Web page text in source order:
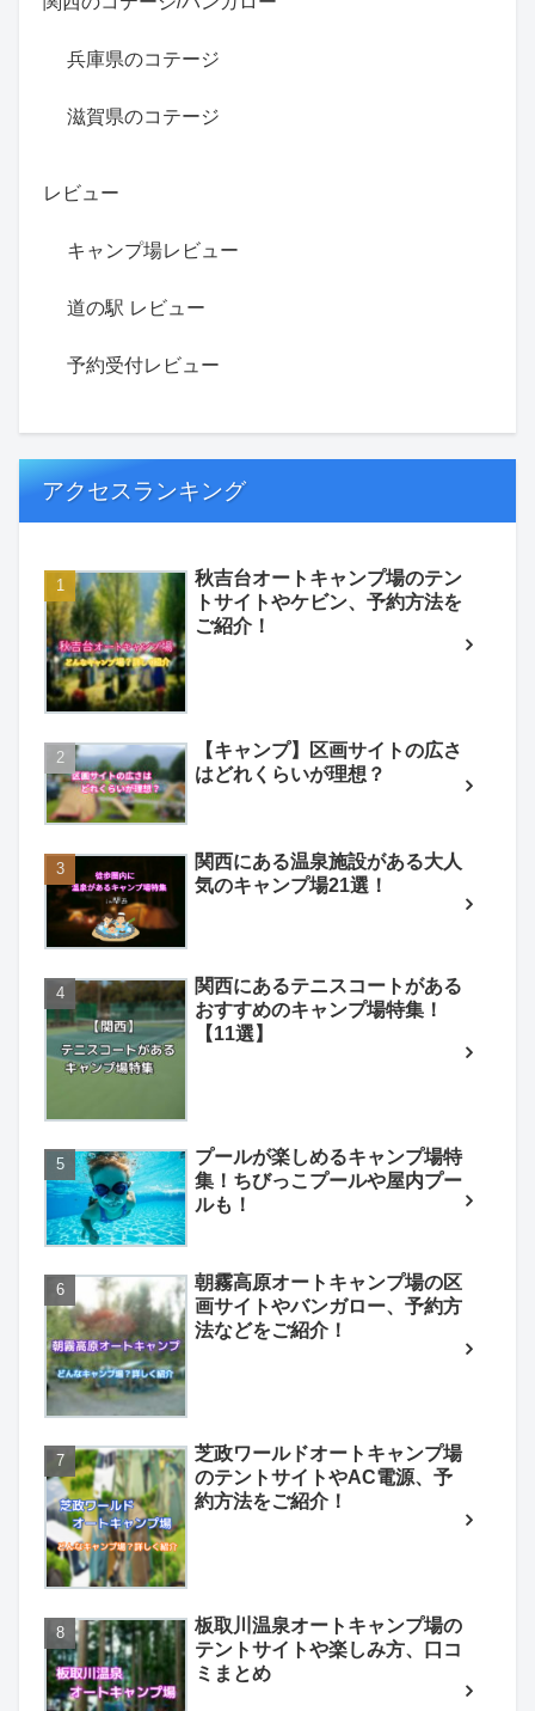
兵庫県のコテージ
滋賀県のコテージ
レビュー
キャンプ場レビュー
道の駅 レビュー
予約受付レビュー
アクセスランキング
秋吉台オートキャンプ場のテン
トサイトやケビン、予約方法を
ご紹介！
【キャンプ】区画サイトの広さ
はどれくらいが理想？
関西にある温泉施設がある大人
気のキャンプ場21選！
関西にあるテニスコートがある
おすすめのキャンプ場特集！
【11選】
プールが楽しめるキャンプ場特
集！ちびっこプールや屋内プー
ルも！
朝霧高原オートキャンプ場の区
画サイトやバンガロー、予約方
法などをご紹介！
芝政ワールドオートキャンプ場
のテントサイトやAC電源、予
約方法をご紹介！
板取川温泉オートキャンプ場の
テントサイトや楽しみ方、口コ
ミまとめ